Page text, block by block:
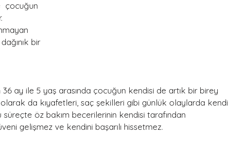
çocuğun
bir
ay ile 5 yaş arasında çocuğun kendisi de artık bir birey
olarak da kıyafetleri, saç şekilleri gibi günlük olaylarda kendi
öz bakım becerilerinin kendisi tarafından
gelişmez ve kendini başarılı hissetmez.